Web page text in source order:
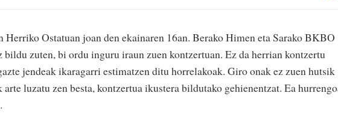
Herriko Ostatuan joan den ekainaren 16an. Berako Himen eta Sarako BKBO
bildu zuten, bi ordu inguru iraun zuen kontzertuan. Ez da herrian kontzertu
jendeak ikaragarri estimatzen ditu horrelakoak. Giro onak ez zuen hutsik
luzatu zen besta, kontzertua ikustera bildutako gehienentzat. Ea